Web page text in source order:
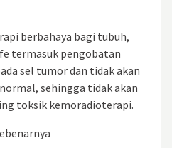
berbahaya bagi tubuh,
termasuk pengobatan
sel tumor dan tidak akan
sehingga tidak akan
toksik kemoradioterapi.